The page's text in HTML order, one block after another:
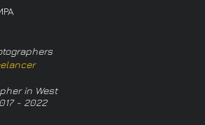
in West
- 2022